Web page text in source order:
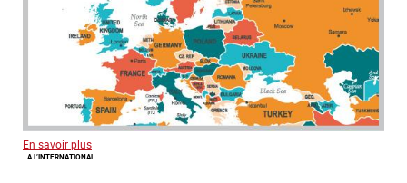
En savoir plus
A L’INTERNATIONAL